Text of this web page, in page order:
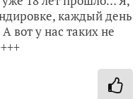
каждый день
А вот у нас таких не